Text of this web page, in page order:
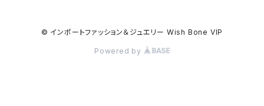
© インポートファッション＆ジュエリー Wish Bone VIP
Powered by